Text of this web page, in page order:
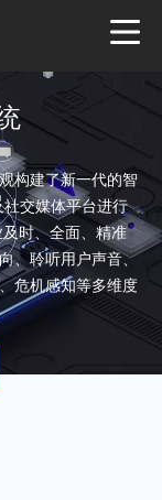
构建了新一代的智
交媒体平台进行
时、全面、精准
、聆听用户声音、
危机感知等多维度